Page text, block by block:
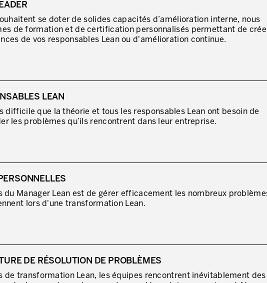
se doter de solides capacités d’amélioration interne, nous
de formation et de certification personnalisés permettant de
de vos responsables Lean ou d'amélioration continue.
LEAN
difficile que la théorie et tous les responsables Lean ont besoin de
les problèmes qu’ils rencontrent dans leur entreprise.
du Manager Lean est de gérer efficacement les nombreux
lors d'une transformation Lean.
DE RÉSOLUTION DE PROBLÈMES
de transformation Lean, les équipes rencontrent inévitablement des